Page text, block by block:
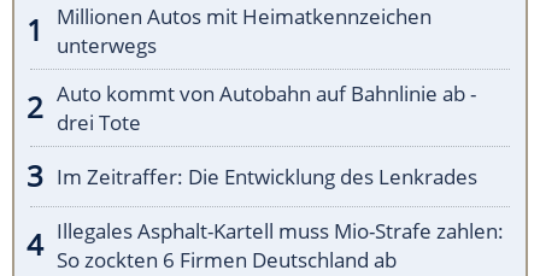
Millionen Autos mit Heimatkennzeichen
unterwegs
Auto kommt von Autobahn auf Bahnlinie ab -
drei Tote
Im Zeitraffer: Die Entwicklung des Lenkrades
Illegales Asphalt-Kartell muss Mio-Strafe zahlen:
So zockten 6 Firmen Deutschland ab